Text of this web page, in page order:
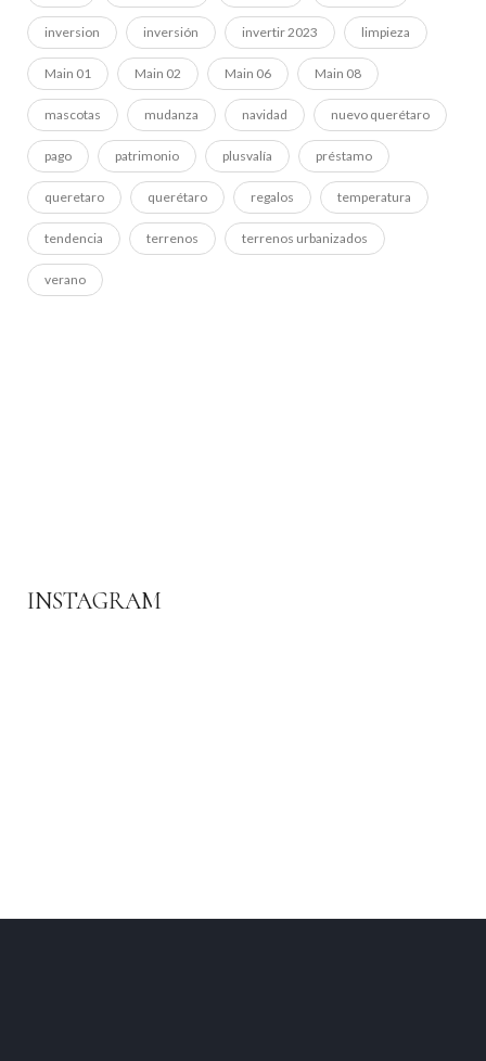
inversion inversión invertir 2023 limpieza
Main 01 Main 02 Main 06 Main 08
mascotas mudanza navidad nuevo querétaro
pago patrimonio plusvalía préstamo
queretaro querétaro regalos temperatura
tendencia terrenos terrenos urbanizados
verano
INSTAGRAM